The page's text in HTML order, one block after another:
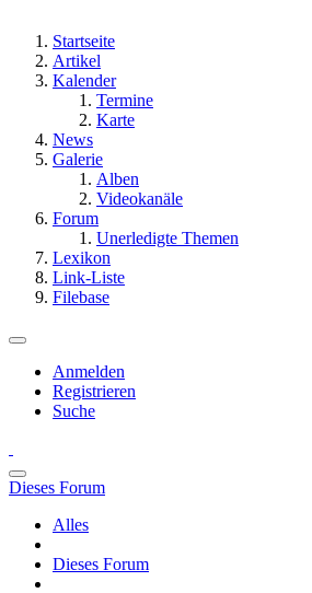
Startseite
Artikel
Kalender
Termine
Karte
News
Galerie
Alben
Videokanäle
Forum
Unerledigte Themen
Lexikon
Link-Liste
Filebase
Anmelden
Registrieren
Suche
Dieses Forum
Alles
Dieses Forum